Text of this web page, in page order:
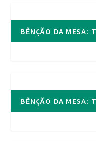
BÊNÇÃO DA MESA:
BÊNÇÃO DA MESA: